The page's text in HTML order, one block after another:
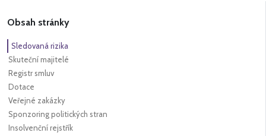
Obsah stránky
Sledovaná rizika
Skuteční majitelé
Registr smluv
Dotace
Veřejné zakázky
Sponzoring politických stran
Insolvenční rejstřík